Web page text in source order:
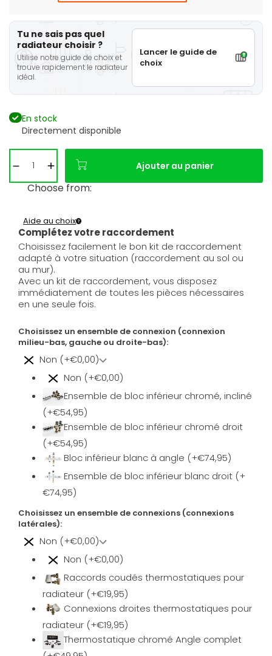
Tu ne sais pas quel
radiateur choisir ?
Utilise notre guide de choix et
trouve rapidement le radiateur
idéal.
Lancer le guide de
choix
En stock
Directement disponible
Ajouter au panier
Choose from:
Complétez votre raccordement
Aide au choix
Choisissez facilement le bon kit de raccordement
adapté à votre situation (raccordement au sol ou
au mur).
Avec un kit de raccordement, vous disposez
immédiatement de toutes les pièces nécessaires
en une seule fois.
Choisissez un ensemble de connexion (connexion
milieu-bas, gauche ou droite-bas):
Non (+€0,00)
Non (+€0,00)
Ensemble de bloc inférieur chromé, incliné
(+€54,95)
Ensemble de bloc inférieur chromé droit
(+€54,95)
Bloc inférieur blanc à angle (+€74,95)
Ensemble de bloc inférieur blanc droit (+
€74,95)
Choisissez un ensemble de connexions (connexions
latérales):
Non (+€0,00)
Non (+€0,00)
Raccords coudés thermostatiques pour
radiateur (+€19,95)
Connexions droites thermostatiques pour
radiateur (+€19,95)
Thermostatique chromé Angle complet